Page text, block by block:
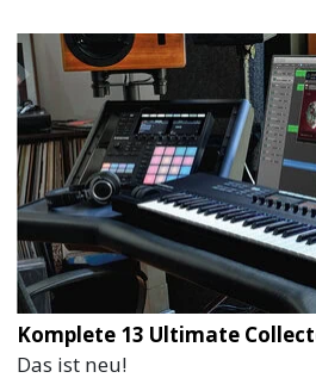
Komplete 13 Ultimate
Das ist neu!